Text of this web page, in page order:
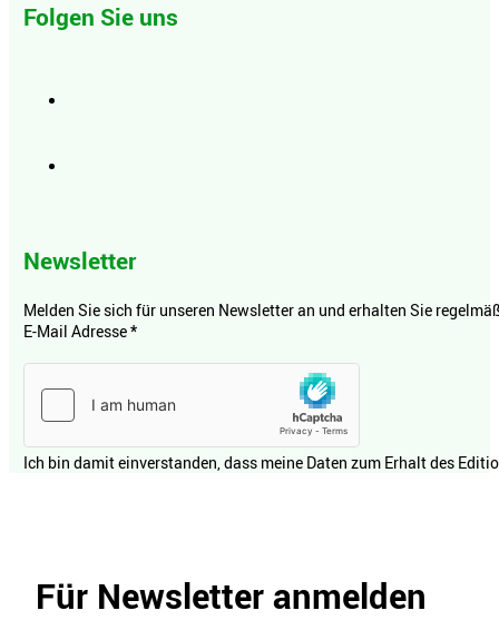
Folgen Sie uns
Newsletter
Melden Sie sich für unseren Newsletter an und erhalten Sie
E-Mail Adresse*
Ich bin damit einverstanden, dass meine Daten zum Erhalt des
Für Newsletter anmelden